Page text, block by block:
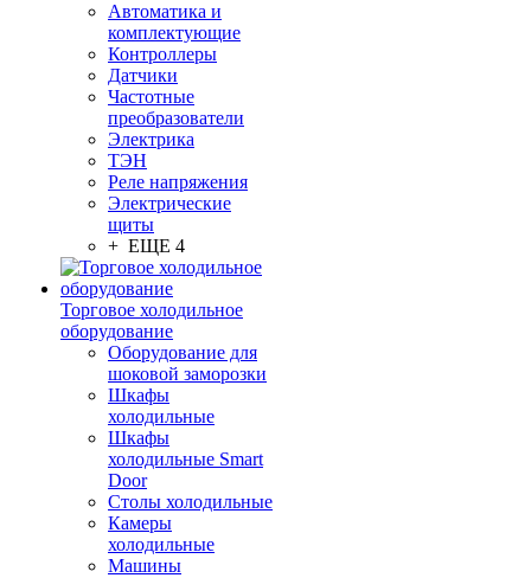
Автоматика и
комплектующие
Контроллеры
Датчики
Частотные
преобразователи
Электрика
ТЭН
Реле напряжения
Электрические
щиты
+ ЕЩЕ 4
Торговое холодильное
оборудование
Оборудование для
шоковой заморозки
Шкафы
холодильные
Шкафы
холодильные Smart
Door
Столы холодильные
Камеры
холодильные
Машины